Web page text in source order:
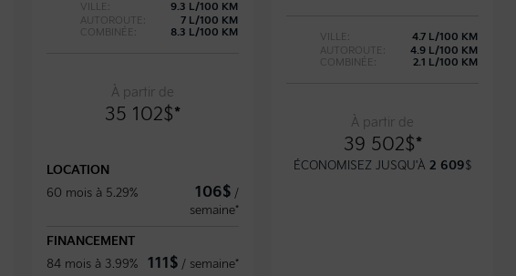
VILLE:
9.3 L/100 KM
AUTOROUTE:
7 L/100 KM
COMBINÉE:
8.3 L/100 KM
À partir de
35 102$*
LOCATION
60 mois à 5.29%
106$ /
semaine*
FINANCEMENT
84 mois à 3.99%
111$ / semaine*
VILLE:
4.7 L/100 KM
AUTOROUTE:
4.9 L/100 KM
COMBINÉE:
2.1 L/100 KM
À partir de
39 502$*
ÉCONOMISEZ JUSQU'À2 609$